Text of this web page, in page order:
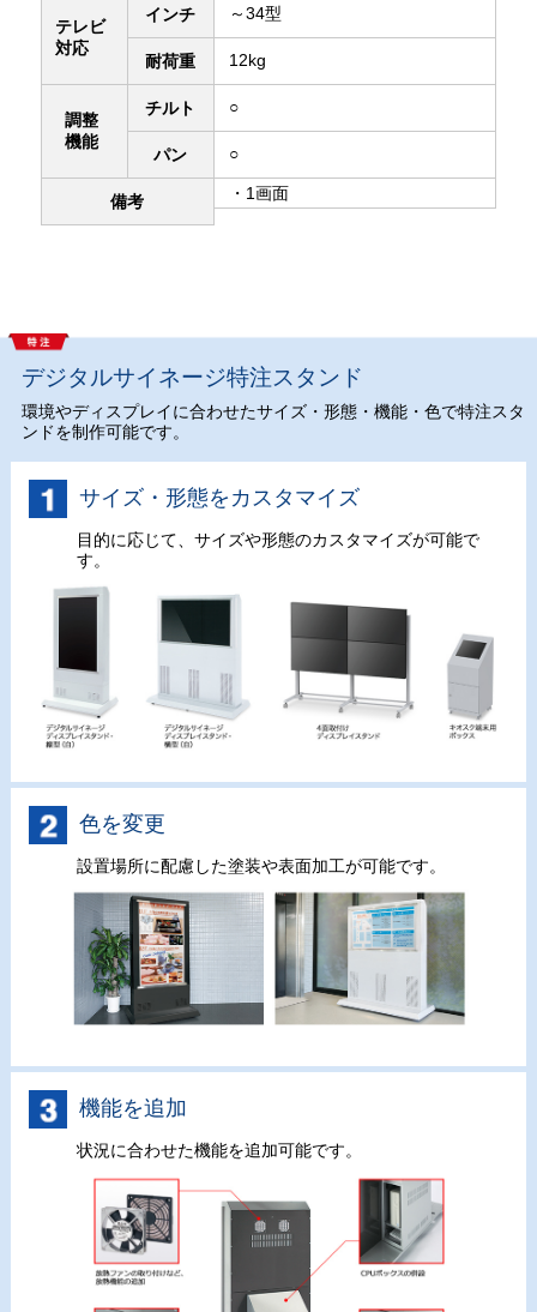
テレビ
対応
インチ ～34型
耐荷重 12kg
調整
機能
チルト ○
パン ○
備考 ・1画面
デジタルサイネージ特注スタンド
環境やディスプレイに合わせたサイズ・形態・機能・色で特注スタ
ンドを制作可能です。
サイズ・形態をカスタマイズ
目的に応じて、サイズや形態のカスタマイズが可能で
す。
色を変更
設置場所に配慮した塗装や表面加工が可能です。
機能を追加
状況に合わせた機能を追加可能です。